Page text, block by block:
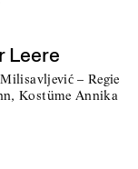
Leere
– Regie
Kostüme Annika